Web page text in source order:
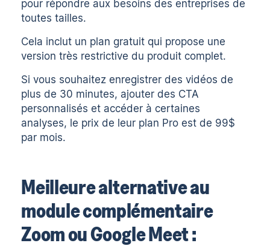
pour répondre aux besoins des entreprises de
toutes tailles.
Cela inclut un plan gratuit qui propose une
version très restrictive du produit complet.
Si vous souhaitez enregistrer des vidéos de
plus de 30 minutes, ajouter des CTA
personnalisés et accéder à certaines
analyses, le prix de leur plan Pro est de 99$
par mois.
Meilleure alternative au
module complémentaire
Zoom ou Google Meet :